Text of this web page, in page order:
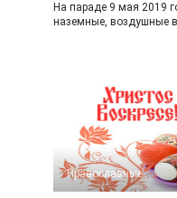
На параде 9 мая 2019
наземные, воздушные
Православные